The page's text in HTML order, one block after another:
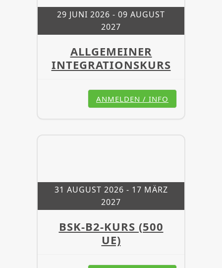
29 JUNI 2026 - 09 AUGUST
2027
ALLGEMEINER
INTEGRATIONSKURS
ANMELDEN / INFO
31 AUGUST 2026 - 17 MÄRZ
2027
BSK-B2-KURS (500
UE)